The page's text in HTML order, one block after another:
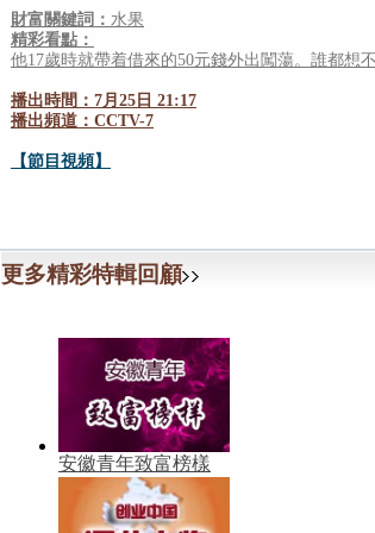
財富關鍵詞： 水果
精彩看點：
他17歲時就帶着借來的50元錢外出闖蕩。誰都想
播出時間：7月25日 21:17
播出頻道：CCTV-7
【節目視頻】
更多精彩特輯回顧
安徽青年致富榜樣